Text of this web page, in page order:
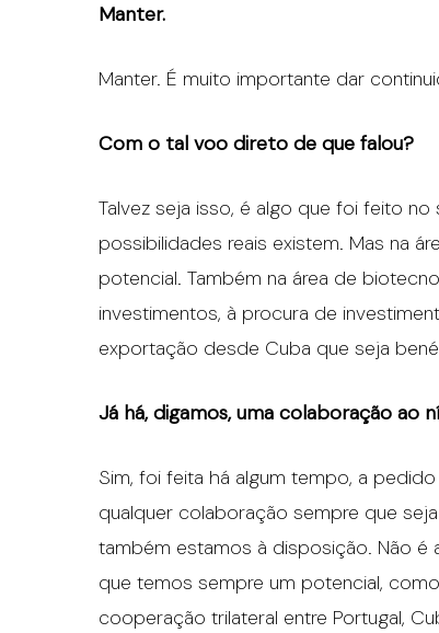
Manter.
Manter. É muito importante dar
Com o tal voo direto de que falou?
Talvez seja isso, é algo que foi feito
possibilidades reais existem. Mas na
potencial. Também na área de
investimentos, à procura de
exportação desde Cuba que seja
Já há, digamos, uma colaboração ao
Sim, foi feita há algum tempo, a
qualquer colaboração sempre que
também estamos à disposição. Não é
que temos sempre um potencial,
cooperação trilateral entre Portugal,